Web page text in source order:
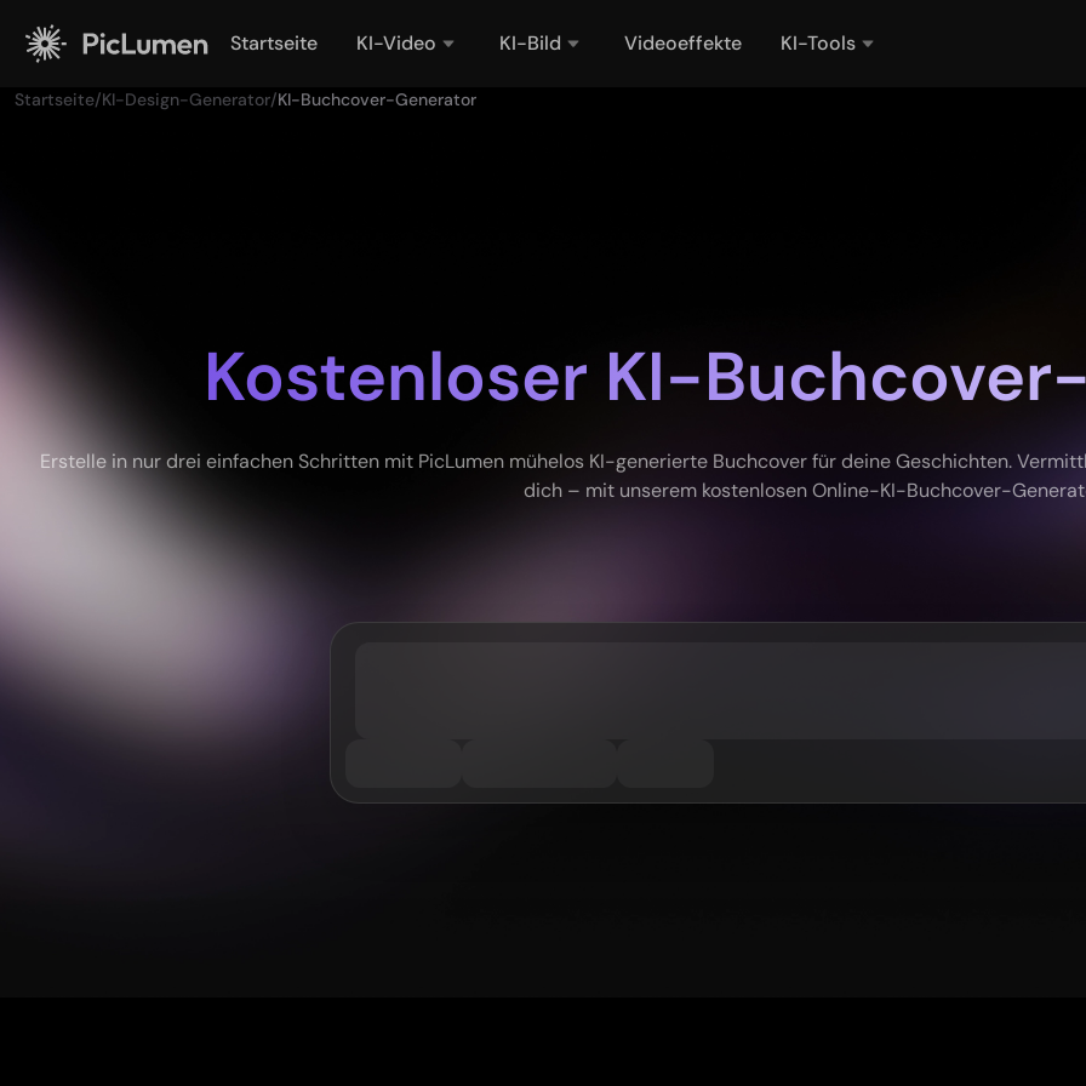
Startseite KI-Video KI-Bild Videoeffekte KI-Tools
Startseite/KI-Design-Generator/KI-Buchcover-Generator
Kostenloser KI-
Erstelle in nur drei einfachen Schritten mit PicLumen mühelos KI-generierte Buchcover für deine Geschichten.
dich – mit unserem kostenlosen Online-KI-Buchcover-